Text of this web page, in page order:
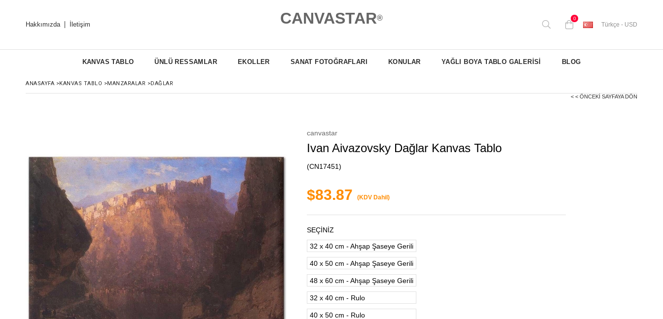
Hakkımızda İletişim CANVASTAR® 0
Türkçe - USD
KANVAS TABLO ÜNLÜ RESSAMLAR EKOLLER SANAT FOTOĞRAFLARI KONULAR YAĞLI BOYA TABLO GALERİSİ BLOG
ANASAYFA >KANVAS TABLO >MANZARALAR >DAĞLAR
< < ÖNCEKI SAYFAYA DÖN
canvastar
Ivan Aivazovsky Dağlar Kanvas Tablo
(CN17451)
$83.87 (KDV Dahil)
SEÇİNİZ
32 x 40 cm - Ahşap Şaseye Gerili
40 x 50 cm - Ahşap Şaseye Gerili
48 x 60 cm - Ahşap Şaseye Gerili
32 x 40 cm - Rulo
40 x 50 cm - Rulo